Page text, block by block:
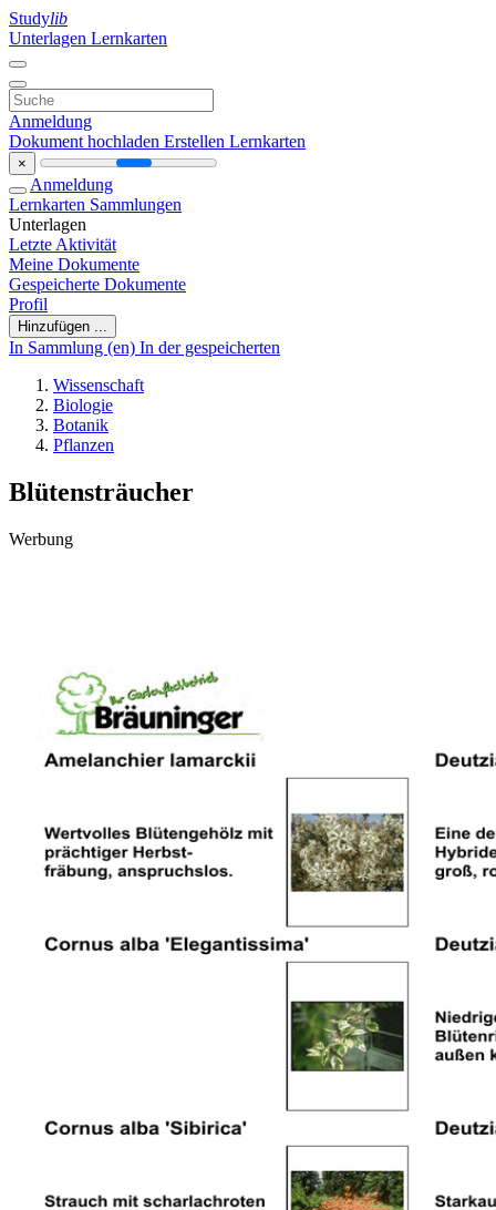
Studylib
Unterlagen Lernkarten
Anmeldung
Dokument hochladen Erstellen Lernkarten
×
Anmeldung
Lernkarten Sammlungen
Unterlagen
Letzte Aktivität
Meine Dokumente
Gespeicherte Dokumente
Profil
Hinzufügen ...
In Sammlung (en) In der gespeicherten
Wissenschaft
Biologie
Botanik
Pflanzen
Blütensträucher
Werbung